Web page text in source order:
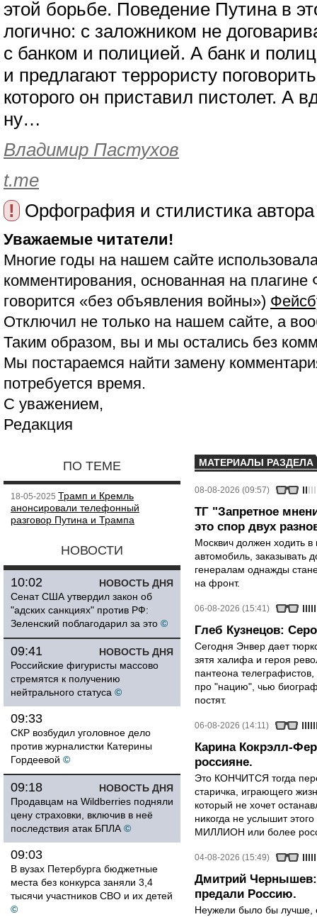
этой борьбе. Поведение Путина в
логично: с заложником не
с банком и полицией. А банк и
и предлагают террористу
которого он приставил пистолет. А
ну…
Владимир Пастухов
t.me
!
Орфография и стилистика
Уважаемые читатели!
Многие годы на нашем сайте
комментирования, основанная на
говорится «без объявления войны»)
Отключил не только на нашем сайте, а
Таким образом, вы и мы остались без
Мы постараемся найти замену
потребуется время.
С уважением,
Редакция
ПО ТЕМЕ
18-05-2025 Трамп и Кремль
анонсировали телефонный
разговор Путина и Трампа
НОВОСТИ
НОВОСТЬ ДНЯ
10:02
Сенат США утвердил закон об
"адских санкциях" против РФ:
Зеленский поблагодарил за это ©
НОВОСТЬ ДНЯ
09:41
Российские фигуристы массово
стремятся к получению
нейтрального статуса ©
09:33
СКР возбудил уголовное дело
против журналистки Катерины
Гордеевой ©
НОВОСТЬ ДНЯ
09:18
Продавцам на Wildberries подняли
цену страховки, включив в неё
последствия атак БПЛА ©
09:03
В вузах Петербурга бюджетные
места без конкурса заняли 3,4
тысячи участников СВО и их детей
©
МАТЕРИАЛЫ РАЗДЕЛА
08-08-2026 (09:57)
ТГ "Запретное
это спор двух
Москвич должен ходить в
автомобиль, заказывать
генералам однажды
на фронт.
06-08-2026 (15:41)
Глеб Кузнецов:
Сегодня Энвер дает
зятя халифа и героя
пантеона
про "нацию", чью
постят.
06-08-2026 (14:11)
Карина Кокрэлл-
россияне.
Это КОНЧИТСЯ тогда
старичка, играющего
который не хочет
никогда не услышит
МИЛЛИОН или более
04-08-2026 (15:49)
Дмитрий Чернышев:
предали Россию.
Неужели было бы лучше,